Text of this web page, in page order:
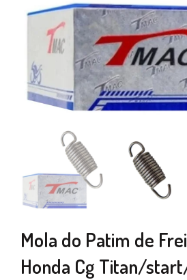
Mola do Patim de
Honda Cg Titan/